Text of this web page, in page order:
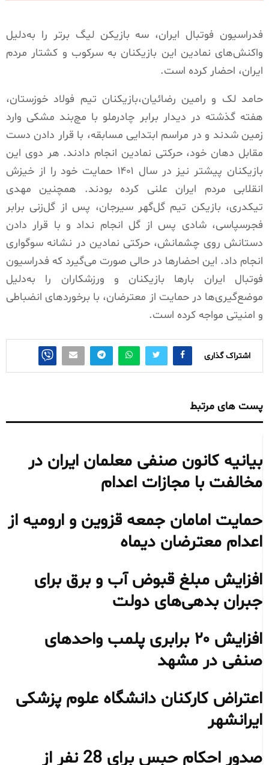
فدراسیون فوتبال ایران، سه بازیکن لیگ برتر را به‌دلیل
واکنش‌های نمادین این بازیکنان به سرکوب و کشتار مردم
ایران، احضار کرده است.
حامد لک و رامین رضائیان،بازیکنان تیم فولاد خوزستان،
هفته گذشته در دیدار برابر چادرملو با مچ‌بند مشکی وارد
زمین شدند و در مراسم ابتدایی مسابقه، با قرار دادن دست
مقابل دهان خود، حرکتی نمادین انجام دادند. هر دوی این
بازیکنان پیشتر نیز در سال ۱۴۰۱ حمایت خود را از خیزش
انقلابی مردم ایران علنی کرده بودند. همچنین مهدی
تیکدری، بازیکن تیم گل‌گهر سیرجان، پس از گل‌زنی برابر
فجرسپاسی، شادی پس از گل انجام نداد و با قرار دادن
دستانش روی چشمانش، حرکتی نمادین در نشانه سوگواری
انجام داد. این احضارها در حالی صورت می‌گیرد که فدراسیون
فوتبال ایران بارها بازیکنان و ورزشکاران را به‌دلیل
موضع‌گیری‌ها در حمایت از معترضان، با برخوردهای انضباطی
و امنیتی مواجه کرده است.
اشتراک گذاری
پست های مرتبط
بیانیه کانون صنفی معلمان ایران در
مخالفت با مجازات اعدام
حمایت امامان جمعه قزوین و ارومیه از
اعدام معترضان دیماه
افزایش مبلغ قبوض آب و برق برای
جبران بدهی‌های دولت
افزایش ۲۰ برابری پلمب واحدهای
صنفی در مشهد
اعتراض کارکنان دانشگاه علوم پزشکی
ایرانشهر
صدور احکام حبس برای 28 نفر از